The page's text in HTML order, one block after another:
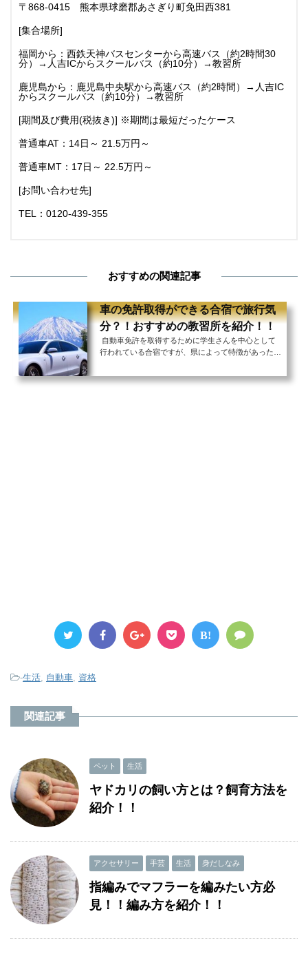
〒868-0415 熊本県球磨郡あさぎり町免田西381
[集合場所]
福岡から：西鉄天神バスセンターから高速バス（約2時間30
分）→人吉ICからスクールバス（約10分）→教習所
鹿児島から：鹿児島中央駅から高速バス（約2時間）→人吉IC
からスクールバス（約10分）→教習所
[期間及び費用(税抜き)] ※期間は最短だったケース
普通車AT：14日～ 21.5万円～
普通車MT：17日～ 22.5万円～
[お問い合わせ先]
TEL：0120-439-355
おすすめの関連記事
車の免許取得ができる合宿で旅行気
分？！おすすめの教習所を紹介！！
自動車免許を取得するために学生さんを中心として
行われている合宿ですが、県によって特徴があった
す。 そのため、合宿をするためには予備知識として
B!
-生活, 自動車, 資格
関連記事
ペット 生活
ヤドカリの飼い方とは？飼育方法を
紹介！！
アクセサリー 手芸 生活 身だしなみ
指編みでマフラーを編みたい方必
見！！編み方を紹介！！